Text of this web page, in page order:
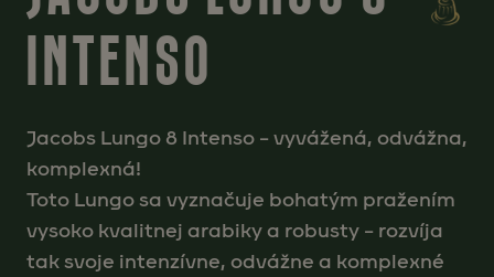
INTENSO
Jacobs Lungo 8 Intenso – vyvážená, odvážna,
komplexná!
Toto Lungo sa vyznačuje bohatým pražením
vysoko kvalitnej arabiky a robusty – rozvíja
tak svoje intenzívne, odvážne a komplexné